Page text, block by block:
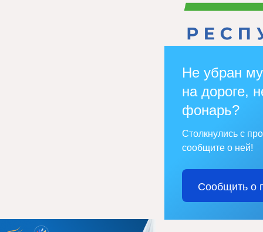
Не убран
на дороге,
фонарь?
Столкнулись с
сообщите о ней!
Сообщить о